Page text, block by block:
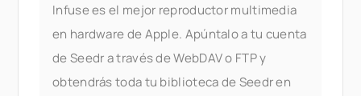
Infuse es el mejor reproductor multimedia
en hardware de Apple. Apúntalo a tu cuenta
de Seedr a través de WebDAV o FTP y
obtendrás toda tu biblioteca de Seedr en